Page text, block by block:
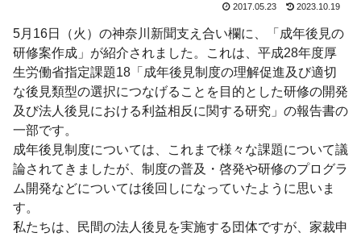
2017.05.23 2023.10.19
5月16日（火）の神奈川新聞支え合い欄に、「成年後見の
研修案作成」が紹介されました。これは、平成28年度厚
生労働省指定課題18「成年後見制度の理解促進及び適切
な後見類型の選択につなげることを目的とした研修の開発
及び法人後見における利益相反に関する研究」の報告書の
一部です。
成年後見制度については、これまで様々な課題について議
論されてきましたが、制度の普及・啓発や研修のプログラ
ム開発などについては後回しになっていたように思いま
す。
私たちは、民間の法人後見を実施する団体ですが、家裁申